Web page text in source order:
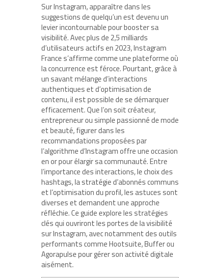
Sur Instagram, apparaître dans les
suggestions de quelqu’un est devenu un
levier incontournable pour booster sa
visibilité. Avec plus de 2,5 milliards
d’utilisateurs actifs en 2023, Instagram
France s’affirme comme une plateforme où
la concurrence est féroce. Pourtant, grâce à
un savant mélange d’interactions
authentiques et d’optimisation de
contenu, il est possible de se démarquer
efficacement. Que l’on soit créateur,
entrepreneur ou simple passionné de mode
et beauté, figurer dans les
recommandations proposées par
l’algorithme d’Instagram offre une occasion
en or pour élargir sa communauté. Entre
l’importance des interactions, le choix des
hashtags, la stratégie d’abonnés communs
et l’optimisation du profil, les astuces sont
diverses et demandent une approche
réfléchie. Ce guide explore les stratégies
clés qui ouvriront les portes de la visibilité
sur Instagram, avec notamment des outils
performants comme Hootsuite, Buffer ou
Agorapulse pour gérer son activité digitale
aisément.